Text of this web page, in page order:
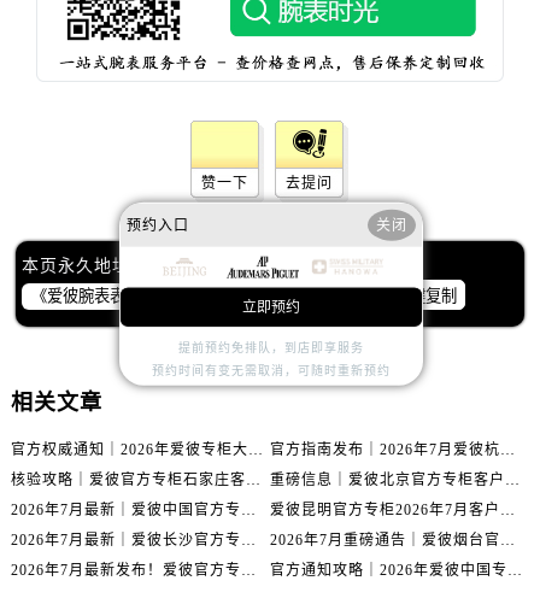
山西省晋中市榆次区顺城街爱彼售后服务中心（需提前预约）
山西省运城市盐湖区河东街爱彼售后服务中心（需提前预约）
山西省长治市潞州区英雄中路爱彼售后服务中心（需提前预约）
山西省太原市迎泽区迎泽街道解放路15号亨得利名表维修授权店3楼爱彼售后服务中心（需提前预约）
天津市和平区赤峰道136号天津国际金融中心26层2603室爱彼售后服务中心（需提前预约）
赞一下 去提问
本页永久地址：
一键复制
相关文章
官方权威通知｜2026年爱彼专柜大连服务网络焕新：客户服务热线全核验
官方指南发布｜2026年7月爱彼杭州专柜客户服务信息与热线
核验攻略｜爱彼官方专柜石家庄客户服务热线（2026年7月最新版）
重磅信息｜爱彼北京官方专柜客户服务电话2026年7月最新公示
2026年7月最新｜爱彼中国官方专柜泰州地区服务热线全攻略&客户服务中心信息公示
爱彼昆明官方专柜2026年7月客户服务通告｜热线电话与门店信息核验
2026年7月最新｜爱彼长沙官方专柜门店客户服务热线与信息公示
2026年7月重磅通告｜爱彼烟台官方专柜信息大全，客户服务热线同步更新
2026年7月最新发布！爱彼官方专柜客户服务电话+嘉兴专柜地址重磅公示
官方通知攻略｜2026年爱彼中国专柜客户服务热线7月专柜信息公告
预约入口 关闭
立即预约
提前预约免排队，到店即享服务
预约时间有变无需取消，可随时重新预约